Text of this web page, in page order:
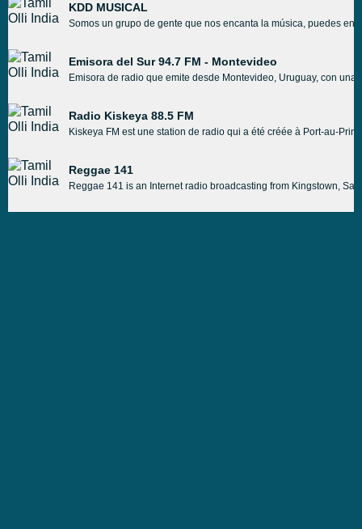
KDD MUSICAL
Somos un grupo de gente que nos encanta la música, puedes
Emisora del Sur 94.7 FM - Montevideo
Emisora de radio que emite desde Montevideo, Uruguay, con
Radio Kiskeya 88.5 FM
Kiskeya FM est une station de radio qui a été créée à Port-au-
Reggae 141
Reggae 141 is an Internet radio broadcasting from Kingstown,